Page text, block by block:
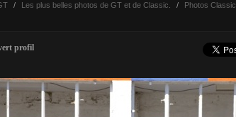
/ Les plus belles photos de GT et de Classic. / Photos Classic
profil